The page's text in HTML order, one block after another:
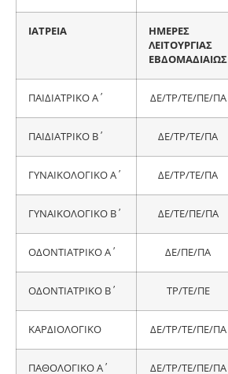
ΙΑΤΡΕΙΑ
ΗΜΕΡΕΣ
ΛΕΙΤΟΥΡΓΙΑΣ
ΕΒΔΟΜΑΔΙΑΙΩΣ
ΠΑΙΔΙΑΤΡΙΚΟ Α΄ ΔΕ/ΤΡ/ΤΕ/ΠΕ/ΠΑ
ΠΑΙΔΙΑΤΡΙΚΟ Β΄ ΔΕ/ΤΡ/ΤΕ/ΠΑ
ΓΥΝΑΙΚΟΛΟΓΙΚΟ Α΄ ΔΕ/ΤΡ/ΤΕ/ΠΑ
ΓΥΝΑΙΚΟΛΟΓΙΚΟ Β΄ ΔΕ/ΤΕ/ΠΕ/ΠΑ
ΟΔΟΝΤΙΑΤΡΙΚΟ Α΄ ΔΕ/ΠΕ/ΠΑ
ΟΔΟΝΤΙΑΤΡΙΚΟ Β΄ ΤΡ/ΤΕ/ΠΕ
ΚΑΡΔΙΟΛΟΓΙΚΟ ΔΕ/ΤΡ/ΤΕ/ΠΕ/ΠΑ
ΠΑΘΟΛΟΓΙΚΟ Α΄ ΔΕ/ΤΡ/ΤΕ/ΠΕ/ΠΑ